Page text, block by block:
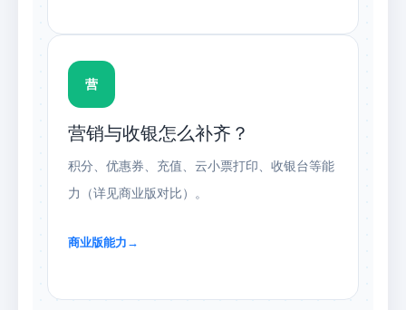
营
营销与收银怎么补齐？
积分、优惠券、充值、云小票打印、收银台等能
力（详见商业版对比）。
商业版能力→